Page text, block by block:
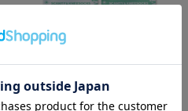
GART...